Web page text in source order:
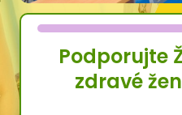
Podporujte
zdravé